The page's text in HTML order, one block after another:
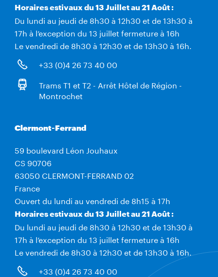
Horaires estivaux du 13 Juillet au 21 Août :
Du lundi au jeudi de 8h30 à 12h30 et de 13h30 à
17h à l’exception du 13 juillet fermeture à 16h
Le vendredi de 8h30 à 12h30 et de 13h30 à 16h.
+33 (0)4 26 73 40 00
Trams T1 et T2 - Arrêt Hôtel de Région -
Montrochet
Clermont-Ferrand
59 boulevard Léon Jouhaux
CS 90706
63050 CLERMONT-FERRAND 02
France
Ouvert du lundi au vendredi de 8h15 à 17h
Horaires estivaux du 13 Juillet au 21 Août :
Du lundi au jeudi de 8h30 à 12h30 et de 13h30 à
17h à l’exception du 13 juillet fermeture à 16h
Le vendredi de 8h30 à 12h30 et de 13h30 à 16h.
+33 (0)4 26 73 40 00